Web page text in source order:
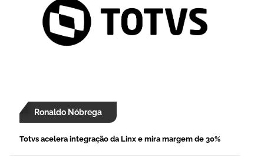
Ronaldo Nóbrega
Totvs acelera integração da Linx e mira margem de 30%